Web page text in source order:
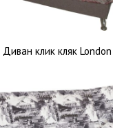
Диван клик кляк London